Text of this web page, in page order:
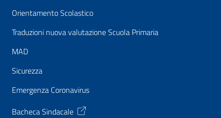
Orientamento Scolastico
Traduzioni nuova valutazione Scuola Primaria
MAD
Sicurezza
Emergenza Coronavirus
Bacheca Sindacale